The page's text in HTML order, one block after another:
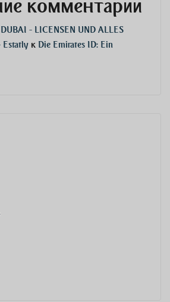
комментарии
- LICENSEN UND ALLES
Estatly к Die Emirates ID: Ein